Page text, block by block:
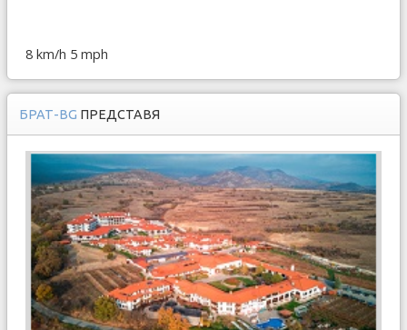
8 km/h 5 mph
БРАТ-BG ПРЕДСТАВЯ